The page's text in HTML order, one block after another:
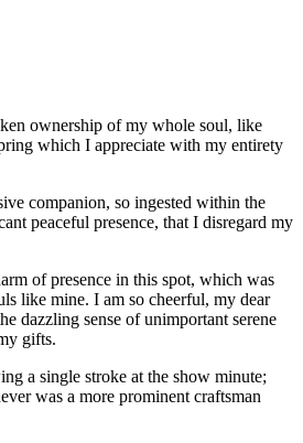
ownership of my whole soul, like
which I appreciate with my entirety
companion, so ingested within the
peaceful presence, that I disregard my
of presence in this spot, which was
like mine. I am so cheerful, my dear
dazzling sense of unimportant serene
gifts.
a single stroke at the show minute;
was a more prominent craftsman